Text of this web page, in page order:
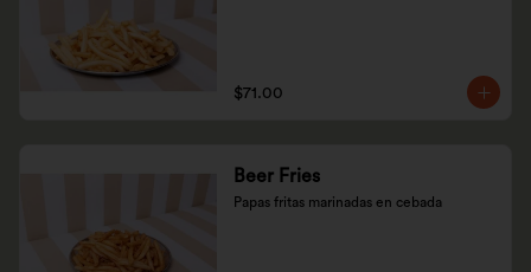
$71.00
Beer Fries
Papas fritas marinadas en cebada